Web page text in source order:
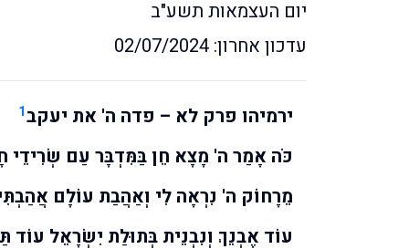
יום העצמאות תשע"ב
עדכון אחרון: 02/07/2024
ירמיהו פרק לא – פדה ה' את יעקב1
כֹּה אָמַר ה' מָצָא חֵן בַּמִּדְבָּר עַם שְׂרִידֵי
מֵרָחוֹק ה' נִרְאָה לִי וְאַהֲבַת עוֹלָם
עוֹד אֶבְנֵךְ וְנִבְנֵית בְּתוּלַת יִשְׂרָאֵל